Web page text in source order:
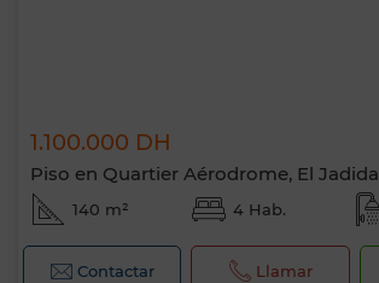
1.100.000 DH
Piso en Quartier Aérodrome, El Jadida
140 m² 4 Hab.
Contactar Llamar